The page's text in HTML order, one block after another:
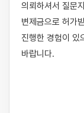
의뢰하셔서 질문
변제금으로 허가
진행한 경험이 있
바랍니다.